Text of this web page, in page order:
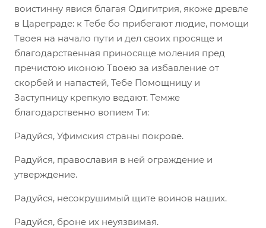
воистинну явися благая Одигитрия, якоже древле
в Цареграде: к Тебе бо прибегают людие, помощи
Твоея на начало пути и дел своих просяще и
благодарственная приносяще моления пред
пречистою иконою Твоею за избавление от
скорбей и напастей, Тебе Помощницу и
Заступницу крепкую ведают. Темже
благодарственно вопием Ти:
Радуйся, Уфимския страны покрове.
Радуйся, православия в ней ограждение и
утверждение.
Радуйся, несокрушимый щите воинов наших.
Радуйся, броне их неуязвимая.